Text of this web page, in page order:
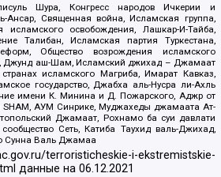
Шура, Конгресс народов Ичкерии и
Ансар, Священная война, Исламская группа,
исламского освобождения, Лашкар-И-Тайба,
Талибан, Исламская партия Туркестана,
Общество возрождения исламского
Джунд аш-Шам, Исламский джихад – Джамаат
исламского Магриба, Имарат Кавказ,
государство, Джабха аль-Нусра ли-Ахль
имени К. Минина и Д. Пожарского, Аджр от
SHAM, АУМ Синрике, Муджахеды джамаата Ат-
Джамаат, Рохнамо ба суи давлати
Сеть, Катиба Таухид валь-Джихад,
Сунна Валь Джамаа
terroristicheskie-i-ekstremistskie-
данные на06.12.2021